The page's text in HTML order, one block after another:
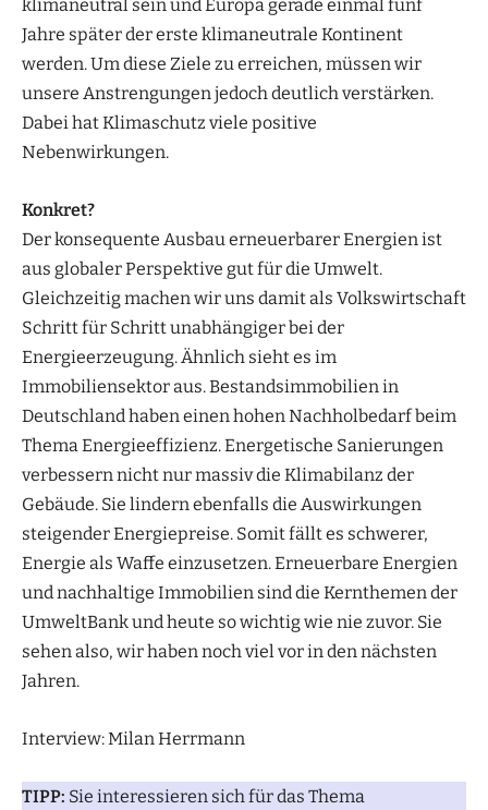
klimaneutral sein und Europa gerade einmal fünf
Jahre später der erste klimaneutrale Kontinent
werden. Um diese Ziele zu erreichen, müssen wir
unsere Anstrengungen jedoch deutlich verstärken.
Dabei hat Klimaschutz viele positive
Nebenwirkungen.
Konkret?
Der konsequente Ausbau erneuerbarer Energien ist
aus globaler Perspektive gut für die Umwelt.
Gleichzeitig machen wir uns damit als Volkswirtschaft
Schritt für Schritt unabhängiger bei der
Energieerzeugung. Ähnlich sieht es im
Immobiliensektor aus. Bestandsimmobilien in
Deutschland haben einen hohen Nachholbedarf beim
Thema Energieeffizienz. Energetische Sanierungen
verbessern nicht nur massiv die Klimabilanz der
Gebäude. Sie lindern ebenfalls die Auswirkungen
steigender Energiepreise. Somit fällt es schwerer,
Energie als Waffe einzusetzen. Erneuerbare Energien
und nachhaltige Immobilien sind die Kernthemen der
UmweltBank und heute so wichtig wie nie zuvor. Sie
sehen also, wir haben noch viel vor in den nächsten
Jahren.
Interview: Milan Herrmann
TIPP: Sie interessieren sich für das Thema